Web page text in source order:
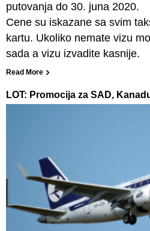
putovanja do 30. juna 2020.
Cene su iskazane sa svim
kartu. Ukoliko nemate vizu
sada a vizu izvadite kasnije.
Read More
LOT: Promocija za SAD,